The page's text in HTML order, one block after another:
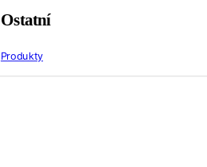
Ostatní
Produkty